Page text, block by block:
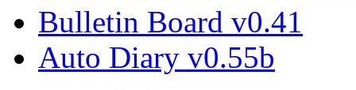
Bulletin Board v0.41
Auto Diary v0.55b